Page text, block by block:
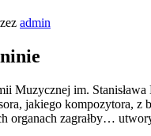
admin
Muzycznej im.
jakiego
organach zagrałby…